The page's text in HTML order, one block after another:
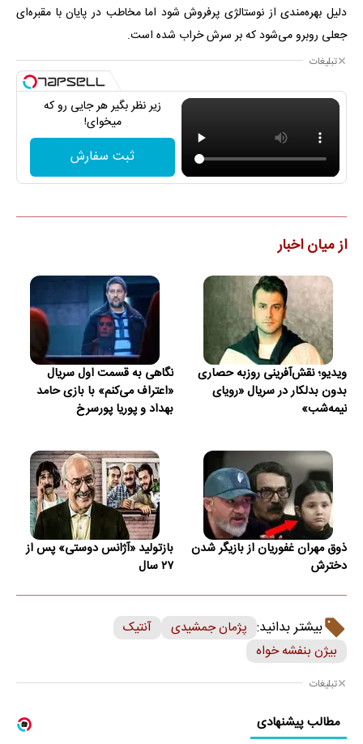
دلیل بهره‌مندی از نوستالژی پرفروش شود اما مخاطب در پایان با مقبره‌ای
جعلی روبرو می‌شود که بر سرش خراب شده است.
تبلیغات
زیر نظر بگیر هر جایی رو که
میخوای!
ثبت سفارش
از میان اخبار
ویدیو؛ نقش‌آفرینی روزبه حصاری
بدون بدلکار در سریال «رویای
نیمه‌شب»
نگاهی به قسمت اول سریال
«اعتراف می‌کنم» با بازی حامد
بهداد و پوریا پورسرخ
ذوق مهران غفوریان از بازیگر شدن
دخترش
بازتولید «آژانس دوستی» پس از
۲۷ سال
بیشتر بدانید: پژمان جمشیدی
آنتیک
بیژن بنفشه خواه
تبلیغات
مطالب پیشنهادی